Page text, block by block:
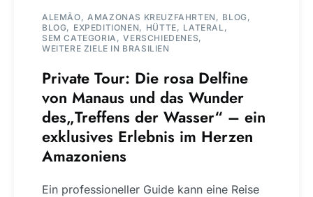
ALEMÃO AMAZONAS KREUZFAHRTEN
BLOG
BLOG
EXPEDITIONEN HÜTTE
LATERAL
SEM CATEGORIA
VERSCHIEDENES
WEITERE ZIELE IN BRASILIEN
Private Tour: Die rosa Delfine
von Manaus und das Wunder
des„Treffens der Wasser“ – ein
exklusives Erlebnis im Herzen
Amazoniens
Ein professioneller Guide kann eine Reise